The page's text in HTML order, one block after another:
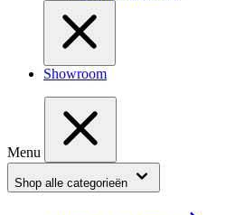
Showroom
Menu
Shop alle categorieën